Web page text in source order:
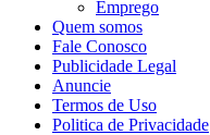
Emprego
Quem somos
Fale Conosco
Publicidade Legal
Anuncie
Termos de Uso
Politica de Privacidade